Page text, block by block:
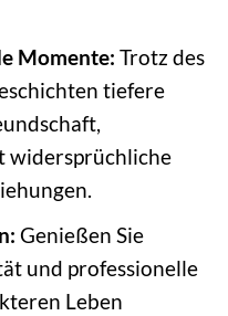
Momente: Trotz des
tiefere
widersprüchliche
Genießen Sie
und professionelle
Leben